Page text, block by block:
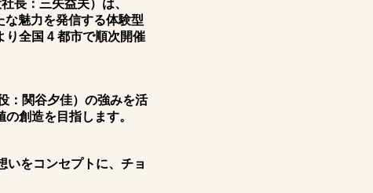
長：三矢益夫）は、
魅力を発信する体験型
り全国 4 都市で順次開催
：関谷夕佳）の強みを活
創造を目指します。
いをコンセプトに、チョ